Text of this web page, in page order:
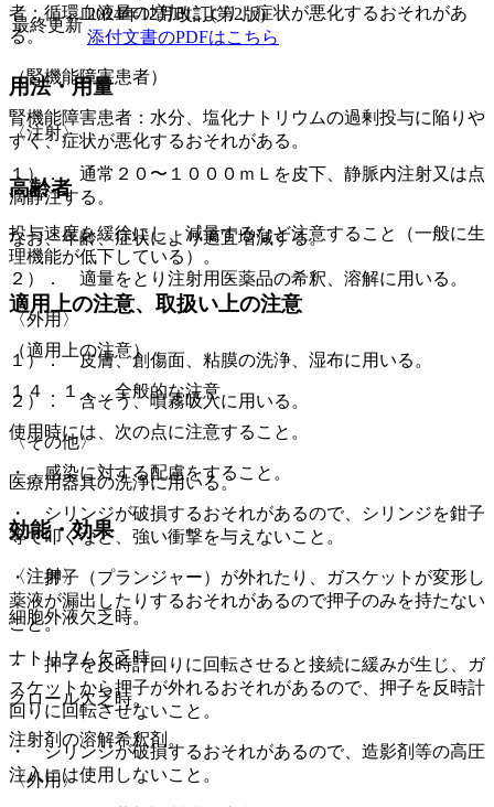
者：循環血液量の増加により、症状が悪化するおそれがあ
る。
（腎機能障害患者）
腎機能障害患者：水分、塩化ナトリウムの過剰投与に陥りや
すく、症状が悪化するおそれがある。
高齢者
投与速度を緩徐にし、減量するなど注意すること（一般に生
理機能が低下している）。
適用上の注意、取扱い上の注意
（適用上の注意）
１４．１． 全般的な注意
使用時には、次の点に注意すること。
・ 感染に対する配慮をすること。
・ シリンジが破損するおそれがあるので、シリンジを鉗子
等で叩くなど、強い衝撃を与えないこと。
・ 押子（プランジャー）が外れたり、ガスケットが変形し
薬液が漏出したりするおそれがあるので押子のみを持たない
こと。
・ 押子を反時計回りに回転させると接続に緩みが生じ、ガ
スケットから押子が外れるおそれがあるので、押子を反時計
回りに回転させないこと。
・ シリンジが破損するおそれがあるので、造影剤等の高圧
注入には使用しないこと。
最終更新
2024年12月改訂(第2版)
添付文書のPDFはこちら
用法・用量
〈注射〉
１）． 通常２０〜１０００ｍＬを皮下、静脈内注射又は点
滴静注する。
なお、年齢、症状により適宜増減する。
２）． 適量をとり注射用医薬品の希釈、溶解に用いる。
〈外用〉
１）． 皮膚、創傷面、粘膜の洗浄、湿布に用いる。
２）． 含そう、噴霧吸入に用いる。
〈その他〉
医療用器具の洗浄に用いる。
効能・効果
〈注射〉
細胞外液欠乏時。
ナトリウム欠乏時。
クロール欠乏時。
注射剤の溶解希釈剤。
〈外用〉